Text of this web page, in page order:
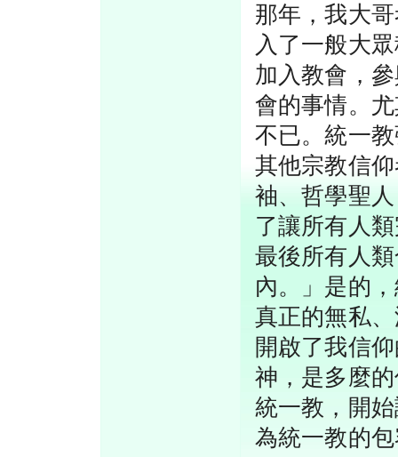
那年，我大
入了一般大
加入教會，
會的事情。
不已。統一
其他宗教信
袖、哲學聖
了讓所有人
最後所有人
內。」是的
真正的無私
開啟了我信
神，是多麼
統一教，開
為統一教的